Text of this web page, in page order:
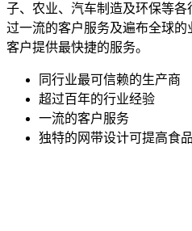
子、农业、汽车制造及环保等
过一流的客户服务及遍布全球
客户提供最快捷的服务。
同行业最可信赖的生产商
超过百年的行业经验
一流的客户服务
独特的网带设计可提高食